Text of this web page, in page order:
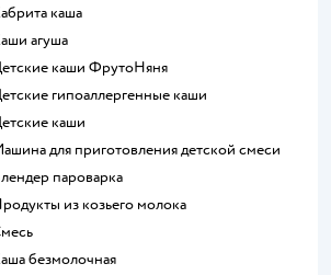
кабрита каша
каши агуша
Детские каши ФрутоНяня
Детские гипоаллергенные каши
детские каши
машина для приготовления детской смеси
блендер пароварка
продукты из козьего молока
смесь
каша безмолочная